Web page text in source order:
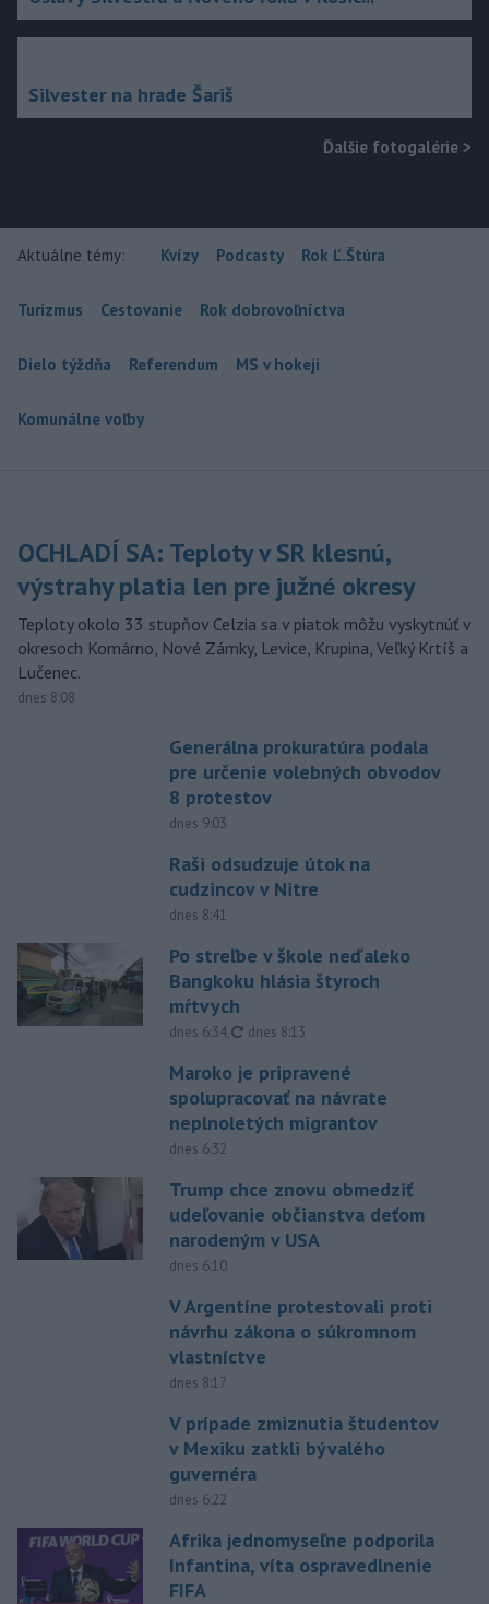
Silvester na hrade Šariš
Ďalšie fotogalérie >
Aktuálne témy: Kvízy Podcasty Rok Ľ.Štúra
Turizmus Cestovanie Rok dobrovoľníctva
Dielo týždňa Referendum MS v hokeji
Komunálne voľby
OCHLADÍ SA: Teploty v SR klesnú,
výstrahy platia len pre južné okresy
Teploty okolo 33 stupňov Celzia sa v piatok môžu vyskytnúť v
okresoch Komárno, Nové Zámky, Levice, Krupina, Veľký Krtíš a
Lučenec.
dnes 8:08
Generálna prokuratúra podala
pre určenie volebných obvodov
8 protestov
dnes 9:03
Raši odsudzuje útok na
cudzincov v Nitre
dnes 8:41
Po streľbe v škole neďaleko
Bangkoku hlásia štyroch
mŕtvych
dnes 6:34, aktualizované
dnes 8:13
Maroko je pripravené
spolupracovať na návrate
neplnoletých migrantov
dnes 6:32
Trump chce znovu obmedziť
udeľovanie občianstva deťom
narodeným v USA
dnes 6:10
V Argentíne protestovali proti
návrhu zákona o súkromnom
vlastníctve
dnes 8:17
V prípade zmiznutia študentov
v Mexiku zatkli bývalého
guvernéra
dnes 6:22
Afrika jednomyseľne podporila
Infantina, víta ospravedlnenie
FIFA